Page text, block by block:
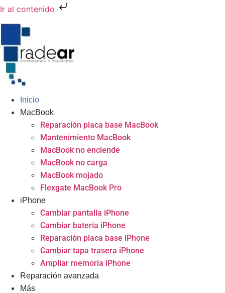
Ir al contenido
Inicio
MacBook
Reparación placa base MacBook
Mantenimiento MacBook
MacBook no enciende
MacBook no carga
MacBook mojado
Flexgate MacBook Pro
iPhone
Cambiar pantalla iPhone
Cambiar batería iPhone
Reparación placa base iPhone
Cambiar tapa trasera iPhone
Ampliar memoria iPhone
Reparación avanzada
Más